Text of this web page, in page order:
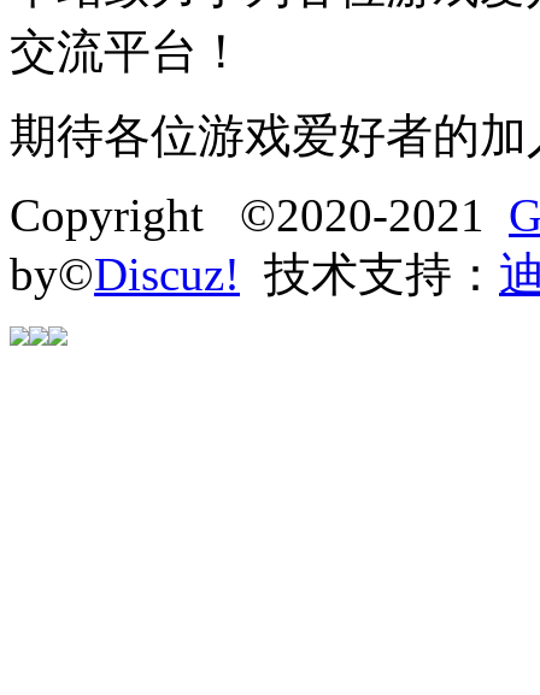
交流平台！
期待各位游戏爱好者的加
Copyright ©2020-2021
by©Discuz! 技术支持：